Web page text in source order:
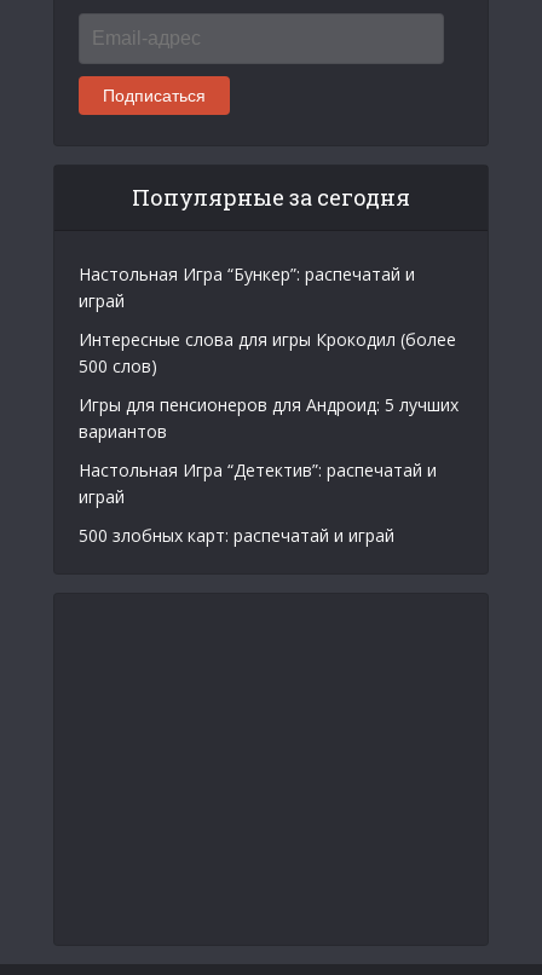
адрес
Подписаться
Популярные за сегодня
Настольная Игра “Бункер”: распечатай и
играй
Интересные слова для игры Крокодил (более
500 слов)
Игры для пенсионеров для Андроид: 5 лучших
вариантов
Настольная Игра “Детектив”: распечатай и
играй
500 злобных карт: распечатай и играй